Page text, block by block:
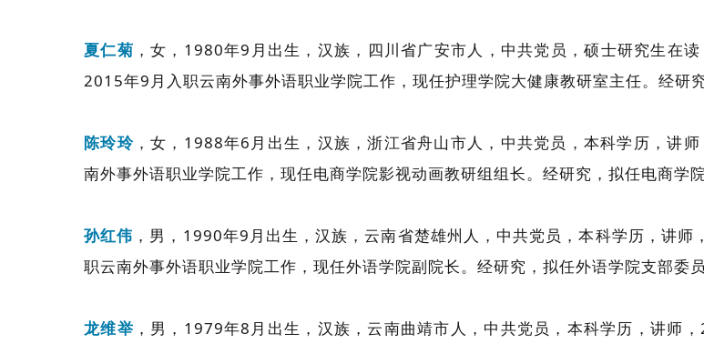
夏仁菊 ，女，1980年9月出生，汉族，四川省广安市人，中共党员，硕士研究生在
2015年9月入职云南外事外语职业学院工作，现任护理学院大健康教研室主任。经研
陈玲玲，女，1988年6月出生，汉族，浙江省舟山市人，中共党员，本科学历，讲
南外事外语职业学院工作，现任电商学院影视动画教研组组长。经研究，拟任电商学
孙红伟 ，男，1990年9月出生，汉族，云南省楚雄州人，中共党员，本科学历，讲
职云南外事外语职业学院工作，现任外语学院副院长。经研究，拟任外语学院支部委员
龙维举 ，男，1979年8月出生，汉族，云南曲靖市人，中共党员，本科学历，讲师